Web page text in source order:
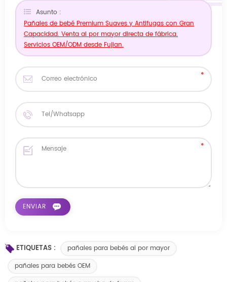
Asunto :
Pañales de bebé Premium Suaves y Antifugas con Gran
Capacidad. Venta al por mayor directa de fábrica.
Servicios OEM/ODM desde Fujian.
ETIQUETAS :
pañales para bebés al por mayor
pañales para bebés OEM